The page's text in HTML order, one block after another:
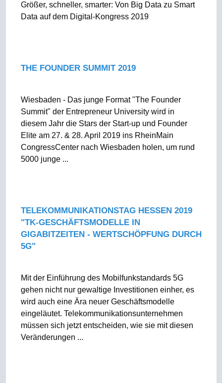
Größer, schneller, smarter: Von Big Data zu Smart
Data auf dem Digital-Kongress 2019
THE FOUNDER SUMMIT 2019
Wiesbaden - Das junge Format "The Founder
Summit" der Entrepreneur University wird in
diesem Jahr die Stars der Start-up und Founder
Elite am 27. & 28. April 2019 ins RheinMain
CongressCenter nach Wiesbaden holen, um rund
5000 junge ...
TELEKOMMUNIKATIONSTAG HESSEN 2019
"TK-GESCHÄFTSMODELLE IN
GIGABITZEITEN - WERTSCHÖPFUNG DURCH
5G"
Mit der Einführung des Mobilfunkstandards 5G
gehen nicht nur gewaltige Investitionen einher, es
wird auch eine Ära neuer Geschäftsmodelle
eingeläutet. Telekommunikationsunternehmen
müssen sich jetzt entscheiden, wie sie mit diesen
Veränderungen ...